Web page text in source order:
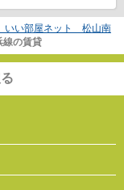
いい部屋ネット 松山南
線の賃貸